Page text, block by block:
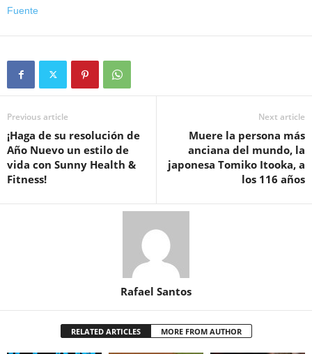
Fuente
Previous article
¡Haga de su resolución de
Año Nuevo un estilo de
vida con Sunny Health &
Fitness!
Next article
Muere la persona más
anciana del mundo, la
japonesa Tomiko Itooka, a
los 116 años
Rafael Santos
RELATED ARTICLES MORE FROM AUTHOR